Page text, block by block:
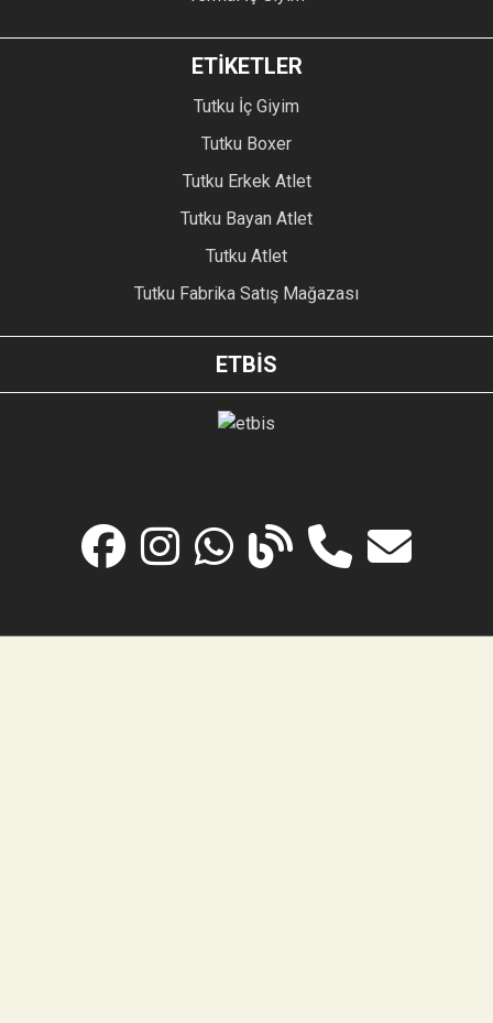
ETİKETLER
Tutku İç Giyim
Tutku Boxer
Tutku Erkek Atlet
Tutku Bayan Atlet
Tutku Atlet
Tutku Fabrika Satış Mağazası
ETBİS